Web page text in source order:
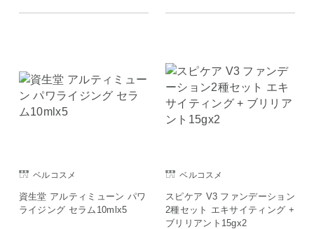
ベルコスメ
資生堂 アルティミューン パワ
ライジング セラム10mlx5
ベルコスメ
スピケア V3 ファンデーション
2種セット エキサイティング +
ブリリアント15gx2